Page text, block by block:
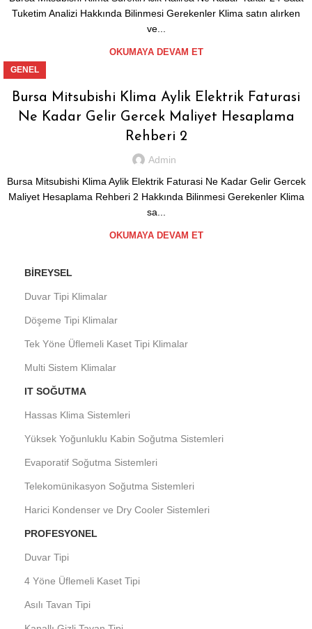
Tuketim Analizi Hakkında Bilinmesi Gerekenler Klima satın alırken
ve...
OKUMAYA DEVAM ET
GENEL
Bursa Mitsubishi Klima Aylik Elektrik Faturasi
Ne Kadar Gelir Gercek Maliyet Hesaplama
Rehberi 2
Admin
Bursa Mitsubishi Klima Aylik Elektrik Faturasi Ne Kadar Gelir Gercek
Maliyet Hesaplama Rehberi 2 Hakkında Bilinmesi Gerekenler Klima
sa...
OKUMAYA DEVAM ET
BIREYSEL
Duvar Tipi Klimalar
Döşeme Tipi Klimalar
Tek Yöne Üflemeli Kaset Tipi Klimalar
Multi Sistem Klimalar
IT SOĞUTMA
Hassas Klima Sistemleri
Yüksek Yoğunluklu Kabin Soğutma Sistemleri
Evaporatif Soğutma Sistemleri
Telekomünikasyon Soğutma Sistemleri
Harici Kondenser ve Dry Cooler Sistemleri
PROFESYONEL
Duvar Tipi
4 Yöne Üflemeli Kaset Tipi
Asılı Tavan Tipi